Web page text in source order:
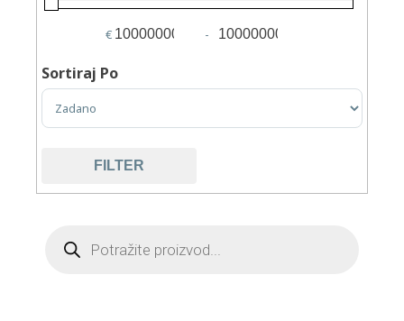
€
Minimum Price
-
Maximum Price
Sortiraj Po
Sort Products
FILTER